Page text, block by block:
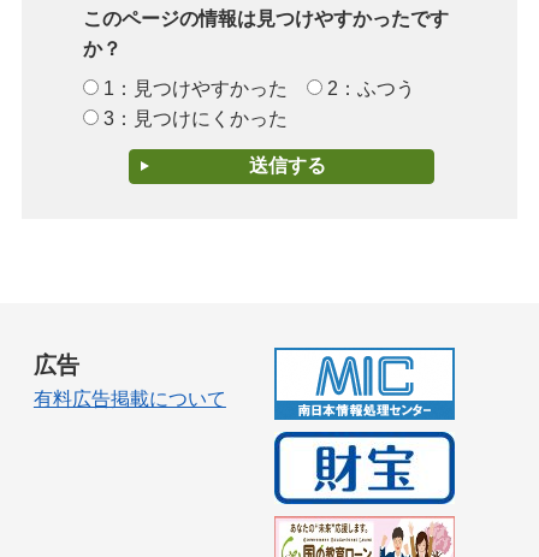
このページの情報は見つけやすかったです
か？
1：見つけやすかった
2：ふつう
3：見つけにくかった
広告
有料広告掲載について